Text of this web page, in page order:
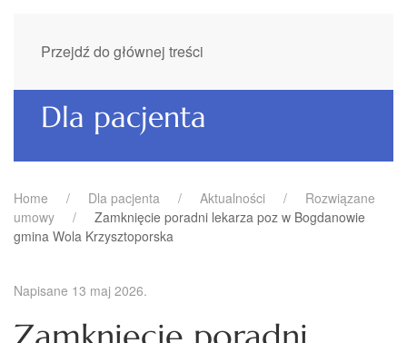
Przejdź do głównej treści
Dla pacjenta
Home Dla pacjenta Aktualności
Rozwiązane
umowy
Zamknięcie poradni lekarza poz w Bogdanowie
gmina Wola Krzysztoporska
Napisane 13 maj 2026.